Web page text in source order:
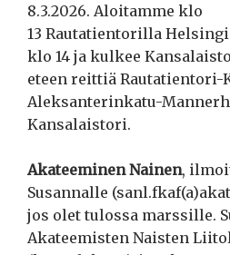
8.3.2026. Aloitamme klo
13 Rautatientorilla
klo 14 ja kulkee
eteen reittiä Rautatientori-
Aleksanterinkatu-
Kansalaistori.
Akateeminen Nainen,
Susannalle
jos olet tulossa marssille.
Akateemisten Naisten